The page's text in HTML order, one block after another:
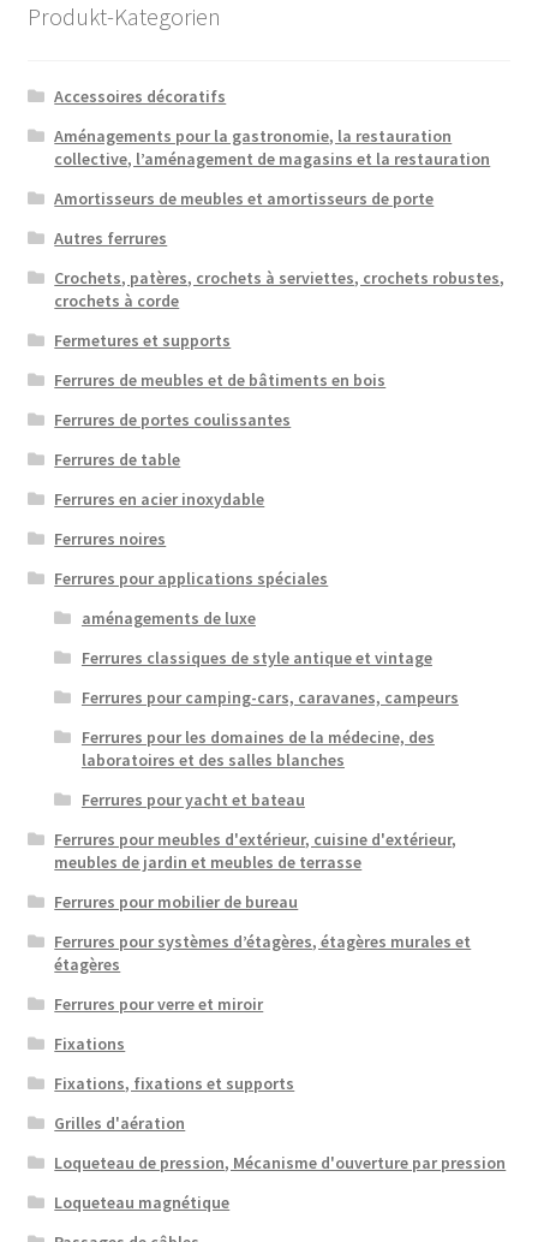
Produkt-Kategorien
Accessoires décoratifs
Aménagements pour la gastronomie, la restauration
collective, l’aménagement de magasins et la restauration
Amortisseurs de meubles et amortisseurs de porte
Autres ferrures
Crochets, patères, crochets à serviettes, crochets robustes,
crochets à corde
Fermetures et supports
Ferrures de meubles et de bâtiments en bois
Ferrures de portes coulissantes
Ferrures de table
Ferrures en acier inoxydable
Ferrures noires
Ferrures pour applications spéciales
aménagements de luxe
Ferrures classiques de style antique et vintage
Ferrures pour camping-cars, caravanes, campeurs
Ferrures pour les domaines de la médecine, des
laboratoires et des salles blanches
Ferrures pour yacht et bateau
Ferrures pour meubles d'extérieur, cuisine d'extérieur,
meubles de jardin et meubles de terrasse
Ferrures pour mobilier de bureau
Ferrures pour systèmes d’étagères, étagères murales et
étagères
Ferrures pour verre et miroir
Fixations
Fixations, fixations et supports
Grilles d'aération
Loqueteau de pression, Mécanisme d'ouverture par pression
Loqueteau magnétique